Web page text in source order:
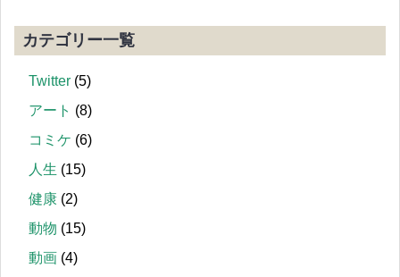
カテゴリー一覧
Twitter (5)
アート (8)
コミケ (6)
人生 (15)
健康 (2)
動物 (15)
動画 (4)